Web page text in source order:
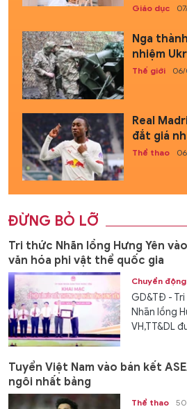
Giáo dục
Nga
nhiệm
Thế giới 06/
Real
đắt giá
Thể thao
ĐỪNG BỎ LỠ
Tri thức Nhãn lồng Hưng Yên
văn hóa phi vật thể quốc gia
Chuyển động
GD&TĐ -
Nhãn lồng
VH,TT&DL
Tuyển Việt Nam vào bán kết
ngôi nhất bảng
Thể thao